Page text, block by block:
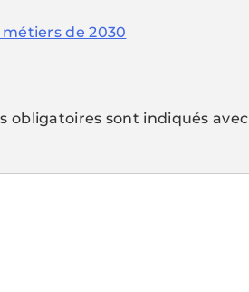
de 2030
obligatoires sont indiqués avec